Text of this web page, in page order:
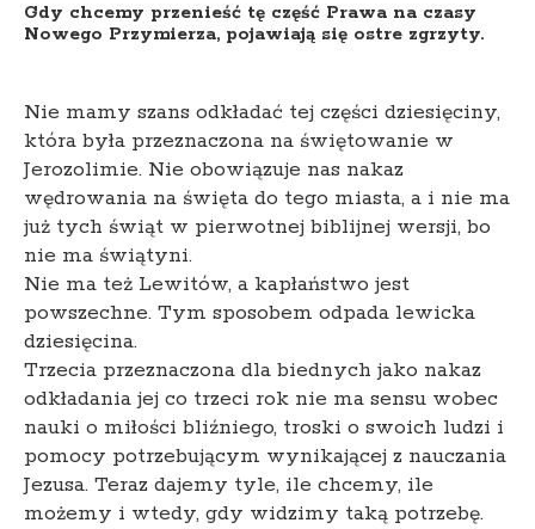
Gdy chcemy przenieść tę część Prawa na czasy
Nowego Przymierza, pojawiają się ostre zgrzyty.
Nie mamy szans odkładać tej części dziesięciny,
która była przeznaczona na świętowanie w
Jerozolimie. Nie obowiązuje nas nakaz
wędrowania na święta do tego miasta, a i nie ma
już tych świąt w pierwotnej biblijnej wersji, bo
nie ma świątyni.
Nie ma też Lewitów, a kapłaństwo jest
powszechne. Tym sposobem odpada lewicka
dziesięcina.
Trzecia przeznaczona dla biednych jako nakaz
odkładania jej co trzeci rok nie ma sensu wobec
nauki o miłości bliźniego, troski o swoich ludzi i
pomocy potrzebującym wynikającej z nauczania
Jezusa. Teraz dajemy tyle, ile chcemy, ile
możemy i wtedy, gdy widzimy taką potrzebę.